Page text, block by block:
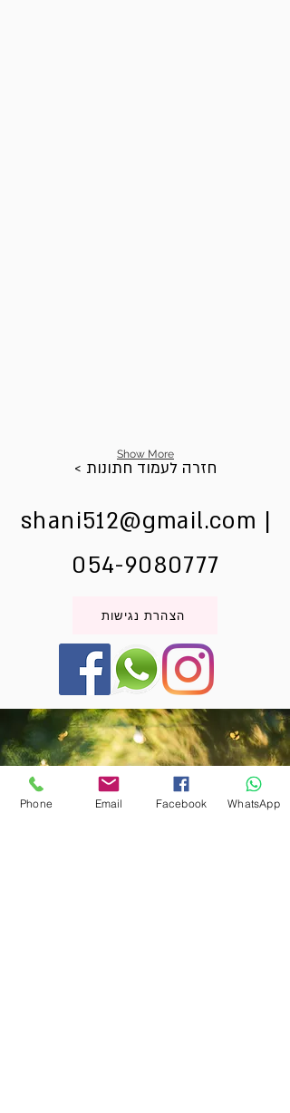
Show More
< חזרה לעמוד חתונות
shani512@gmail.com |
054-9080777
הצהרת נגישות
Phone Email Facebook WhatsApp